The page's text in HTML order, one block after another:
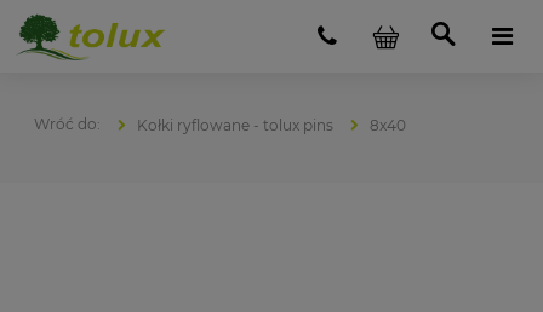
Kołki ryflowane - tolux pins 8x40